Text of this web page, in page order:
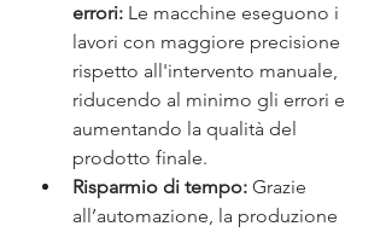
errori: Le macchine eseguono i
lavori con maggiore precisione
rispetto all'intervento manuale,
riducendo al minimo gli errori e
aumentando la qualità del
prodotto finale.
Risparmio di tempo: Grazie
all’automazione, la produzione